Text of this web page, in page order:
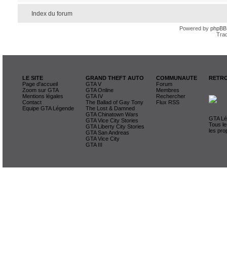
Index du forum
Powered by phpBB
LE SITE
Page d'accueil
Zoom sur GTA
Mentions légales
Contact
Equipe GTA Légende
GRAND THEFT AUTO
GTA V
GTA Online
GTA IV
The Ballad of Gay Tony
The Lost & Damned
GTA Chinatown Wars
GTA Vice City Stories
GTA Liberty City Stories
GTA San Andreas
GTA Vice City
GTA III
COMMUNAUTE
Forum
Membres
Rechercher
Flux RSS
GTA
Tous
les